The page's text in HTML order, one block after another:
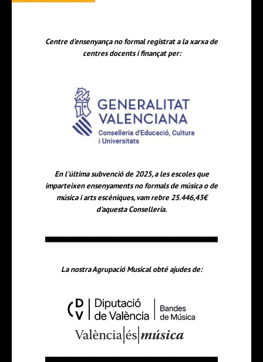
Centre d'ensenyança no formal registrat a la xarxa de
centres docents i finançat per:
En l'última subvenció de 2025, a les escoles que
imparteixen ensenyaments no formals de música o de
música i arts escèniques, vam rebre 25.446,43€
d'aquesta Consellería.
La nostra Agrupació Musical obté ajudes de: